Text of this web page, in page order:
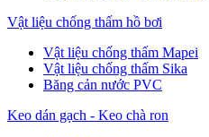
Vật liệu chống thấm hồ bơi
Vật liệu chống thấm Mapei
Vật liệu chống thấm Sika
Băng cản nước PVC
Keo dán gạch - Keo chà ron